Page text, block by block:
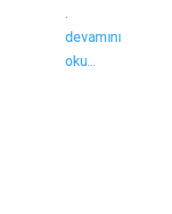
.
devamını
oku...